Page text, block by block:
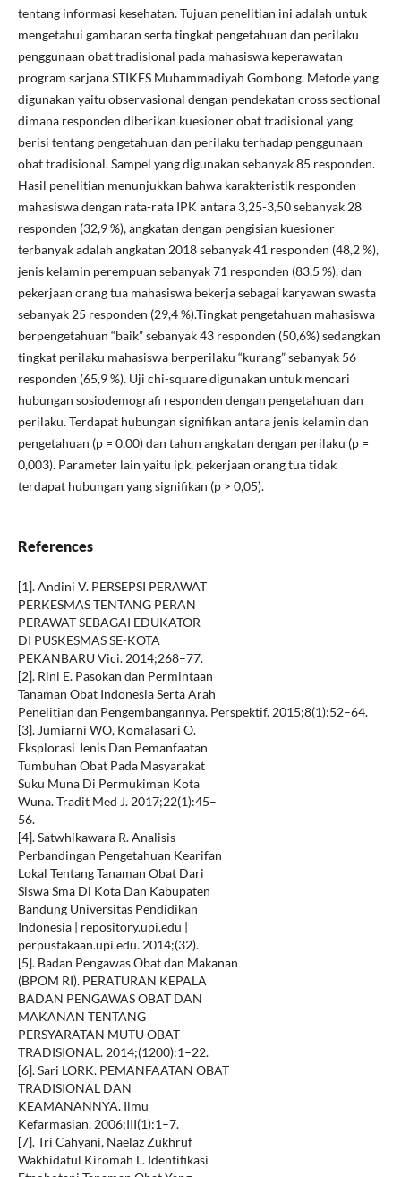
tentang informasi kesehatan. Tujuan penelitian ini adalah untuk
mengetahui gambaran serta tingkat pengetahuan dan perilaku
penggunaan obat tradisional pada mahasiswa keperawatan
program sarjana STIKES Muhammadiyah Gombong. Metode yang
digunakan yaitu observasional dengan pendekatan cross sectional
dimana responden diberikan kuesioner obat tradisional yang
berisi tentang pengetahuan dan perilaku terhadap penggunaan
obat tradisional. Sampel yang digunakan sebanyak 85 responden.
Hasil penelitian menunjukkan bahwa karakteristik responden
mahasiswa dengan rata-rata IPK antara 3,25-3,50 sebanyak 28
responden (32,9 %), angkatan dengan pengisian kuesioner
terbanyak adalah angkatan 2018 sebanyak 41 responden (48,2 %),
jenis kelamin perempuan sebanyak 71 responden (83,5 %), dan
pekerjaan orang tua mahasiswa bekerja sebagai karyawan swasta
sebanyak 25 responden (29,4 %).Tingkat pengetahuan mahasiswa
berpengetahuan “baik” sebanyak 43 responden (50,6%) sedangkan
tingkat perilaku mahasiswa berperilaku “kurang” sebanyak 56
responden (65,9 %). Uji chi-square digunakan untuk mencari
hubungan sosiodemografi responden dengan pengetahuan dan
perilaku. Terdapat hubungan signifikan antara jenis kelamin dan
pengetahuan (p = 0,00) dan tahun angkatan dengan perilaku (p =
0,003). Parameter lain yaitu ipk, pekerjaan orang tua tidak
terdapat hubungan yang signifikan (p > 0,05).
References
[1]. Andini V. PERSEPSI PERAWAT
PERKESMAS TENTANG PERAN
PERAWAT SEBAGAI EDUKATOR
DI PUSKESMAS SE-KOTA
PEKANBARU Vici. 2014;268–77.
[2]. Rini E. Pasokan dan Permintaan
Tanaman Obat Indonesia Serta Arah
Penelitian dan Pengembangannya. Perspektif. 2015;8(1):52–64.
[3]. Jumiarni WO, Komalasari O.
Eksplorasi Jenis Dan Pemanfaatan
Tumbuhan Obat Pada Masyarakat
Suku Muna Di Permukiman Kota
Wuna. Tradit Med J. 2017;22(1):45–
56.
[4]. Satwhikawara R. Analisis
Perbandingan Pengetahuan Kearifan
Lokal Tentang Tanaman Obat Dari
Siswa Sma Di Kota Dan Kabupaten
Bandung Universitas Pendidikan
Indonesia | repository.upi.edu |
perpustakaan.upi.edu. 2014;(32).
[5]. Badan Pengawas Obat dan Makanan
(BPOM RI). PERATURAN KEPALA
BADAN PENGAWAS OBAT DAN
MAKANAN TENTANG
PERSYARATAN MUTU OBAT
TRADISIONAL. 2014;(1200):1–22.
[6]. Sari LORK. PEMANFAATAN OBAT
TRADISIONAL DAN
KEAMANANNYA. Ilmu
Kefarmasian. 2006;III(1):1–7.
[7]. Tri Cahyani, Naelaz Zukhruf
Wakhidatul Kiromah L. Identifikasi